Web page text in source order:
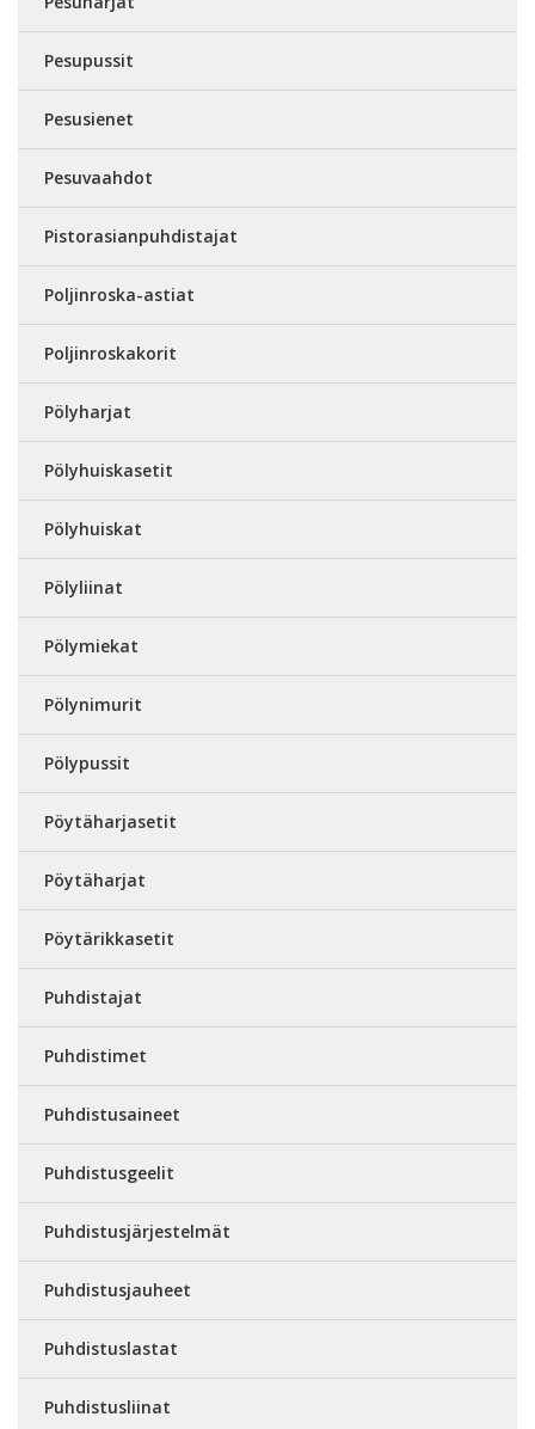
Pesupussit
Pesusienet
Pesuvaahdot
Pistorasianpuhdistajat
Poljinroska-astiat
Poljinroskakorit
Pölyharjat
Pölyhuiskasetit
Pölyhuiskat
Pölyliinat
Pölymiekat
Pölynimurit
Pölypussit
Pöytäharjasetit
Pöytäharjat
Pöytärikkasetit
Puhdistajat
Puhdistimet
Puhdistusaineet
Puhdistusgeelit
Puhdistusjärjestelmät
Puhdistusjauheet
Puhdistuslastat
Puhdistusliinat